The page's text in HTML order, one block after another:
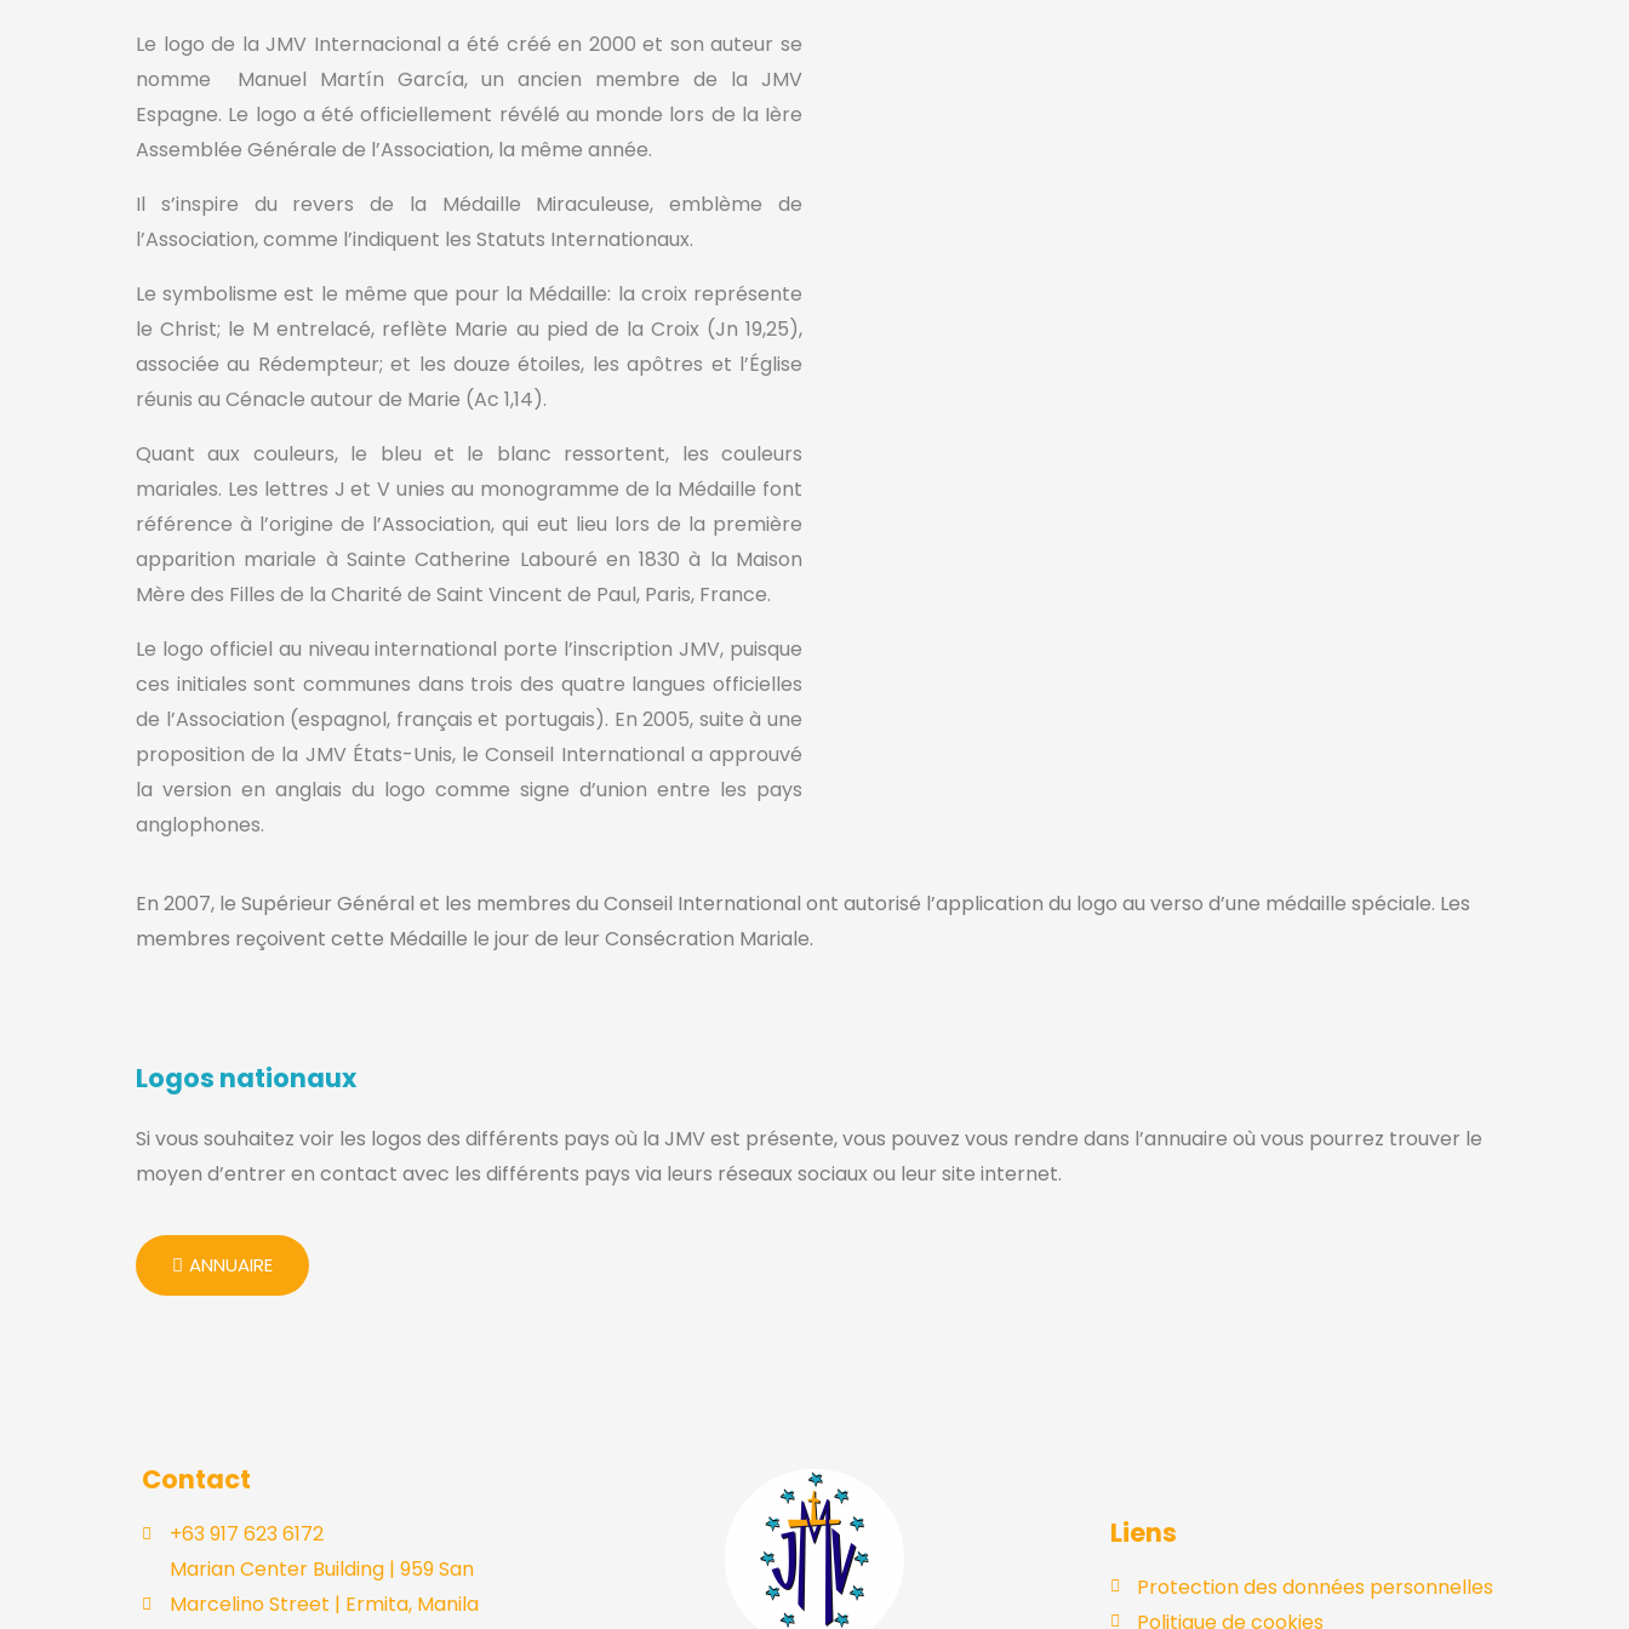
Le logo de la JMV Internacional a été créé en 2000 et son auteur se
nomme Manuel Martín García, un ancien membre de la JMV
Espagne. Le logo a été officiellement révélé au monde lors de la Ière
Assemblée Générale de l’Association, la même année.
Il s’inspire du revers de la Médaille Miraculeuse, emblème de
l’Association, comme l’indiquent les Statuts Internationaux.
Le symbolisme est le même que pour la Médaille: la croix représente
le Christ; le M entrelacé, reflète Marie au pied de la Croix (Jn 19,25),
associée au Rédempteur; et les douze étoiles, les apôtres et l’Église
réunis au Cénacle autour de Marie (Ac 1,14).
Quant aux couleurs, le bleu et le blanc ressortent, les couleurs
mariales. Les lettres J et V unies au monogramme de la Médaille font
référence à l’origine de l’Association, qui eut lieu lors de la première
apparition mariale à Sainte Catherine Labouré en 1830 à la Maison
Mère des Filles de la Charité de Saint Vincent de Paul, Paris, France.
Le logo officiel au niveau international porte l’inscription JMV, puisque
ces initiales sont communes dans trois des quatre langues officielles
de l’Association (espagnol, français et portugais). En 2005, suite à une
proposition de la JMV États-Unis, le Conseil International a approuvé
la version en anglais du logo comme signe d’union entre les pays
anglophones.
En 2007, le Supérieur Général et les membres du Conseil International ont autorisé l’application du logo au verso d’une médaille spéciale. Les
membres reçoivent cette Médaille le jour de leur Consécration Mariale.
Logos nationaux
Si vous souhaitez voir les logos des différents pays où la JMV est présente, vous pouvez vous rendre dans l’annuaire où vous pourrez trouver le
moyen d’entrer en contact avec les différents pays via leurs réseaux sociaux ou leur site internet.
ANNUAIRE
Contact
+63 917 623 6172
Marian Center Building | 959 San
Marcelino Street | Ermita, Manila
Liens
Protection des données personnelles
Politique de cookies